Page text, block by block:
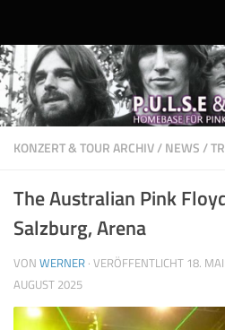
KONZERT & TOUR ARCHIV/NEWS/
The Australian Pink
Salzburg, Arena
VON WERNER · VERÖFFENTLICHT 18.
AUGUST 2025